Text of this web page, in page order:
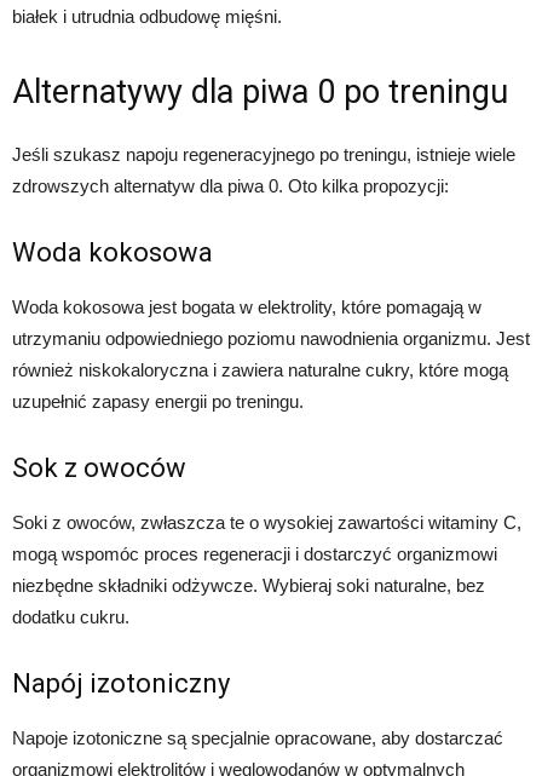
białek i utrudnia odbudowę mięśni.
Alternatywy dla piwa 0 po treningu
Jeśli szukasz napoju regeneracyjnego po treningu, istnieje wiele
zdrowszych alternatyw dla piwa 0. Oto kilka propozycji:
Woda kokosowa
Woda kokosowa jest bogata w elektrolity, które pomagają w
utrzymaniu odpowiedniego poziomu nawodnienia organizmu. Jest
również niskokaloryczna i zawiera naturalne cukry, które mogą
uzupełnić zapasy energii po treningu.
Sok z owoców
Soki z owoców, zwłaszcza te o wysokiej zawartości witaminy C,
mogą wspomóc proces regeneracji i dostarczyć organizmowi
niezbędne składniki odżywcze. Wybieraj soki naturalne, bez
dodatku cukru.
Napój izotoniczny
Napoje izotoniczne są specjalnie opracowane, aby dostarczać
organizmowi elektrolitów i węglowodanów w optymalnych